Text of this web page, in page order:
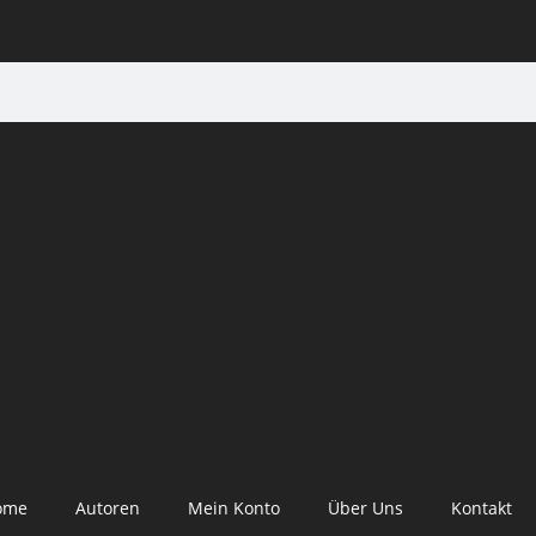
Autoren Mein Konto Über Uns Kontakt